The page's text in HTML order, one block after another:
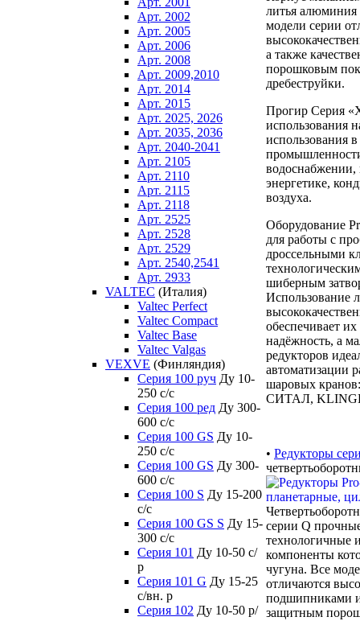
Арт. 2002
Арт. 2005
Арт. 2006
Арт. 2008
Арт. 2009,2010
Арт. 2014
Арт. 2015
Арт. 2025, 2026
Арт. 2035, 2036
Арт. 2040-2041
Арт. 2105
Арт. 2110
Арт. 2115
Арт. 2118
Арт. 2525
Арт. 2528
Арт. 2529
Арт. 2540,2541
Арт. 2933
VALTEC (Италия)
Valtec Perfect
Valtec Compact
Valtec Base
Valtec Valgas
VEXVE (Финляндия)
Серия 100 руч Ду 10-
250 c/c
Серия 100 ред Ду 300-
600 c/c
Серия 100 GS Ду 10-
250 c/c
Серия 100 GS Ду 300-
600 c/c
Серия 100 S Ду 15-200
c/c
Серия 100 GS S Ду 15-
300 c/c
Серия 101 Ду 10-50 с/
р
Серия 101 G Ду 15-25
с/вн. р
Серия 102 Ду 10-50 р/
литья алюминия
модели серии
а также
порошковым
дребеструйки.
Прогир Серия
использования
использования
водоснабжении,
энергетике,
воздуха.
Оборудование
для работы с
дроссельными
шиберным
Использование
обеспечивает
надёжность, а
редукторов
автоматизации
шаровых
СИТАЛ,
• Редукторы
серии Q
технологичные
компоненты
чугуна. Все
отличаются
подшипниками
защитным